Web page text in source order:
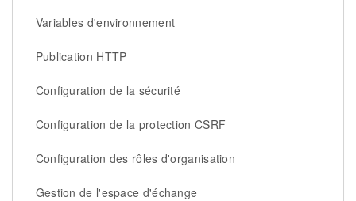
Variables d'environnement
Publication HTTP
Configuration de la sécurité
Configuration de la protection CSRF
Configuration des rôles d'organisation
Gestion de l'espace d'échange